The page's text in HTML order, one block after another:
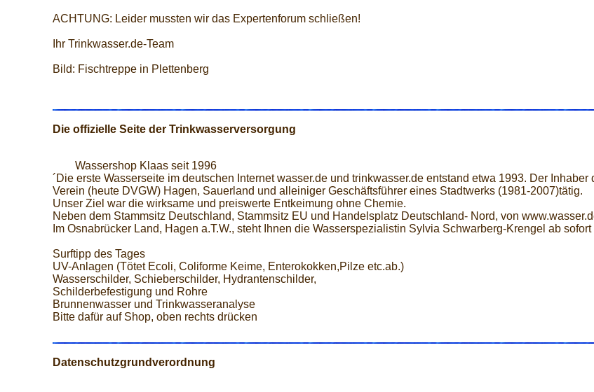
ACHTUNG: Leider mussten wir das Expertenforum schließen!
Ihr Trinkwasser.de-Team
Bild: Fischtreppe in Plettenberg
Die offizielle Seite der Trinkwasserversorgung
Wassershop Klaas seit 1996
´Die erste Wasserseite im deutschen Internet wasser.de und trinkwasser.de entstand etwa 1993. Der
Verein (heute DVGW) Hagen, Sauerland und alleiniger Geschäftsführer eines Stadtwerks (1981-2007)tätig.
Unser Ziel war die wirksame und preiswerte Entkeimung ohne Chemie.
Neben dem Stammsitz Deutschland, Stammsitz EU und Handelsplatz Deutschland- Nord, von
Im Osnabrücker Land, Hagen a.T.W., steht Ihnen die Wasserspezialistin Sylvia Schwarberg-Krengel ab
Surftipp des Tages
UV-Anlagen (Tötet Ecoli, Coliforme Keime, Enterokokken,Pilze etc.ab.)
Wasserschilder, Schieberschilder, Hydrantenschilder,
Schilderbefestigung und Rohre
Brunnenwasser und Trinkwasseranalyse
Bitte dafür auf Shop, oben rechts drücken
Datenschutzgrundverordnung